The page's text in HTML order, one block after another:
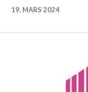
19. MARS 2024